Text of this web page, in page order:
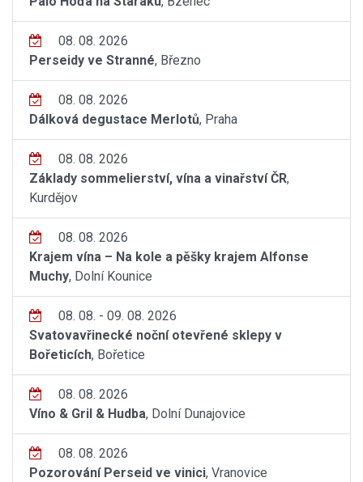
08. 08. 2026
Perseidy ve Stranné, Březno
08. 08. 2026
Dálková degustace Merlotů, Praha
08. 08. 2026
Základy sommelierství, vína a vinařství ČR,
Kurdějov
08. 08. 2026
Krajem vína – Na kole a pěšky krajem Alfonse
Muchy, Dolní Kounice
08. 08. - 09. 08. 2026
Svatovavřinecké noční otevřené sklepy v
Bořeticích, Bořetice
08. 08. 2026
Víno & Gril & Hudba, Dolní Dunajovice
08. 08. 2026
Pozorování Perseid ve vinici, Vranovice